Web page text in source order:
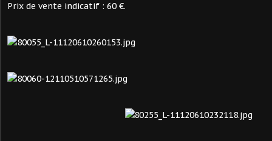
Prix de vente indicatif : 60 €.